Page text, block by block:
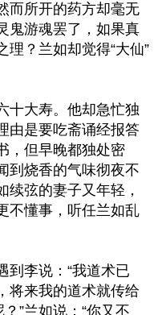
而所开的药方却毫无
鬼游魂罢了，如果真
理？兰如却觉得“大仙”
十大寿。他却急忙独
由是要吃斋诵经报答
，但早晚都独处密
到烧香的气味彻夜不
续弦的妻子又年轻，
不懂事，听任兰如乱
到李说：“我道术已
将来我的道术就传给
”兰如说：“你又不